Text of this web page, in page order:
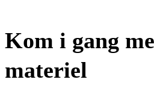
Kom i gang
materiel